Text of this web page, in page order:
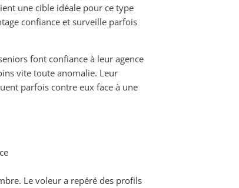
une cible idéale pour ce type
confiance et surveille parfois
font confiance à leur agence
vite toute anomalie. Leur
parfois contre eux face à une
Le voleur a repéré des profils